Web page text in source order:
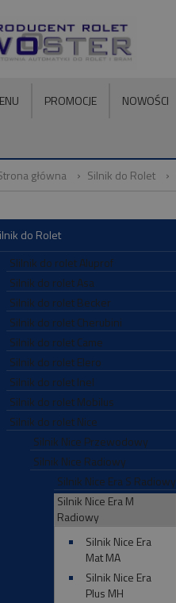
PROMOCJE NOWOŚCI
główna Silnik do Rolet
do Rolet
SIilnik do rolet Aluprof
Silnik do rolet Asa
Silnik do rolet Becker
Silnik do rolet Cherubini
Silnik do rolet Came
Silnik do rolet Elero
Silnik do rolet Inel
Silnik do rolet Mobilus
Silnik do rolet Nice
Silnik Nice Przewodowy
Silnik Nice Radiowy
Silnik Nice Era S Radiowy
Silnik Nice Era M
Radiowy
Silnik Nice Era
Mat MA
Silnik Nice Era
Plus MH